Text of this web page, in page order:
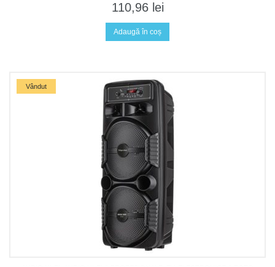
110,96 lei
Adaugă în coș
Vândut